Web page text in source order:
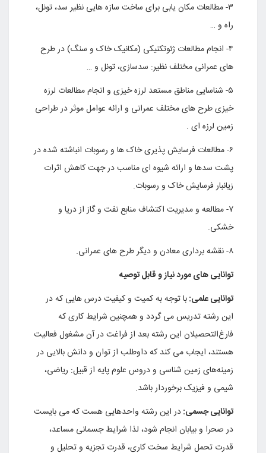
۳- مطالعات مکان یابی برای ساخت سازه هایی نظیر سد، تونل،
راه و …
۴- انجام مطالعات ژئوتکنیکی (مکانیک خاک و سنگ) در طرح
های عمرانی مختلف نظیر: سدسازی، تونل و …
۵- شناسایی مناطق مستعد لرزه خیزی و انجام مطالعات لرزه
خیزی طرح های مختلف عمرانی و ارائه عوامل موثر در طراحی
زمین لرزه ای .
۶- مطالعات فرسایش پذیری خاک ها و رسوبات انباشته شده در
پشت سدها و ارائه شیوه ای مناسب در جهت کاهش اثرات
زیانبار فرسایش خاک و رسوبات.
۷- مطالعه و مدیریت اکتشاف منابع نفت و گاز از دریا و
خشکی.
۸- نقشه برداری معادن و دیگر طرح های عمرانی.
توانایی های مورد نیاز و قابل توصیه
توانایی علمی:با توجه به کمیت و کیفیت درس هایی که در
این رشته تدریس می گردد و همچنین شرایط کاری که
فارغ‌التحصیلان این رشته بعد از فراغت در آن مشغول فعالیت
هستند، ایجاب می کند که داوطلب از توان و دانش بالایی در
زمینه‌های زمین شناسی و دروس علوم پایه از قبیل: ریاضی،
شیمی و فیزیک برخوردار باشد.
توانایی جسمی:در این رشته واحدهایی هست که می بایست
در صحرا و بیابان انجام شود، لذا شرایط جسمانی مساعد،
قدرت تحمل شرایط سخت کاری، قدرت تجزیه و تحلیل و